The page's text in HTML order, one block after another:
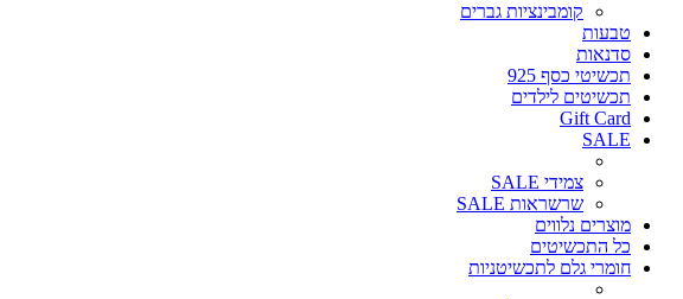
קומבינציות גברים
טבעות
סדנאות
תכשיטי כסף 925
תכשיטים לילדים
Gift Card
SALE
צמידי SALE
שרשראות SALE
מוצרים נלווים
כל התכשיטים
חומרי גלם לתכשיטניות